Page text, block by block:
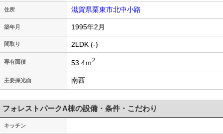
住所 滋賀県栗東市北中小路
築年月 1995年2月
間取り 2LDK (-)
専有面積 53.4ｍ2
主要採光面 南西
フォレストパークA棟の設備・条件・こだわり
キッチン